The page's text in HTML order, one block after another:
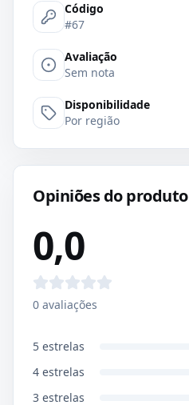
Código
#67
Avaliação
Sem nota
Disponibilidade
Por região
Opiniões do produto
0,0
0 avaliações
5 estrelas
4 estrelas
3 estrelas